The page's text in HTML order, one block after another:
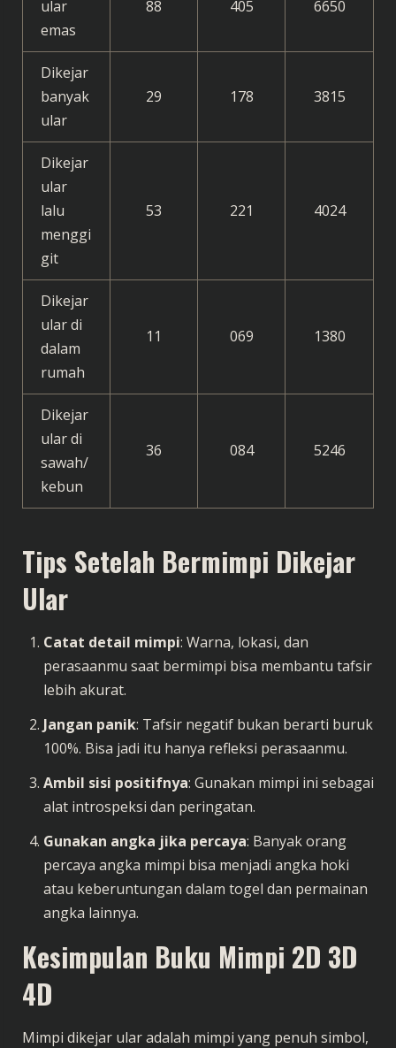
ular
emas
88 405 6650
Dikejar
banyak
ular
29 178 3815
Dikejar
ular
lalu
menggi
git
53 221 4024
Dikejar
ular di
dalam
rumah
11 069 1380
Dikejar
ular di
sawah/
kebun
36 084 5246
Tips Setelah Bermimpi Dikejar
Ular
Catat detail mimpi: Warna, lokasi, dan
perasaanmu saat bermimpi bisa membantu tafsir
lebih akurat.
Jangan panik: Tafsir negatif bukan berarti buruk
100%. Bisa jadi itu hanya refleksi perasaanmu.
Ambil sisi positifnya: Gunakan mimpi ini sebagai
alat introspeksi dan peringatan.
Gunakan angka jika percaya: Banyak orang
percaya angka mimpi bisa menjadi angka hoki
atau keberuntungan dalam togel dan permainan
angka lainnya.
Kesimpulan Buku Mimpi 2D 3D
4D
Mimpi dikejar ular adalah mimpi yang penuh simbol,